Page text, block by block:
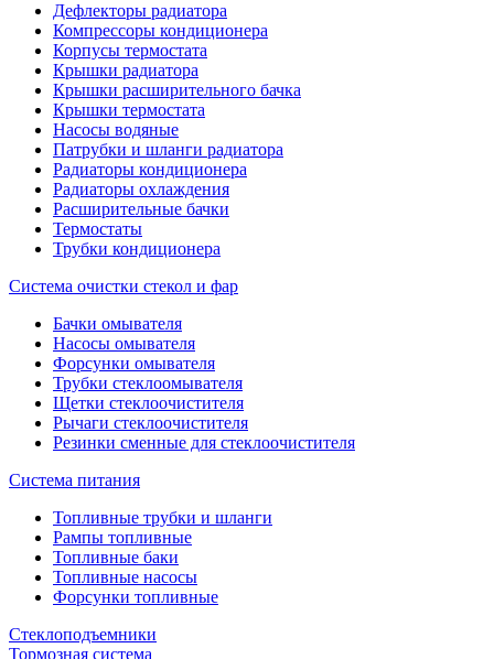
Дефлекторы радиатора
Компрессоры кондиционера
Корпусы термостата
Крышки радиатора
Крышки расширительного бачка
Крышки термостата
Насосы водяные
Патрубки и шланги радиатора
Радиаторы кондиционера
Радиаторы охлаждения
Расширительные бачки
Термостаты
Трубки кондиционера
Система очистки стекол и фар
Бачки омывателя
Насосы омывателя
Форсунки омывателя
Трубки стеклоомывателя
Щетки стеклоочистителя
Рычаги стеклоочистителя
Резинки сменные для стеклоочистителя
Система питания
Топливные трубки и шланги
Рампы топливные
Топливные баки
Топливные насосы
Форсунки топливные
Стеклоподъемники
Тормозная система